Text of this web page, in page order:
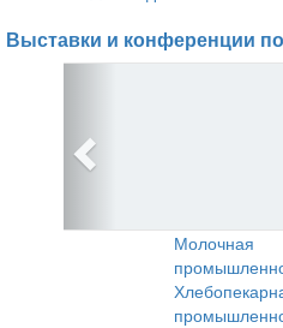
Выставки и конференции
Молочная